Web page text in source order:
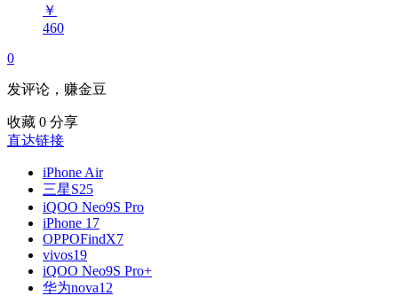
￥
460
0
发评论，赚金豆
收藏 0 分享
直达链接
iPhone Air
三星S25
iQOO Neo9S Pro
iPhone 17
OPPOFindX7
vivos19
iQOO Neo9S Pro+
华为nova12